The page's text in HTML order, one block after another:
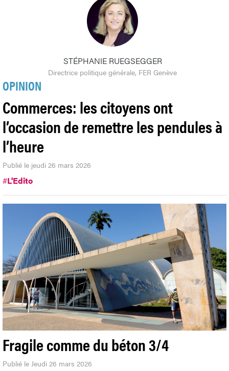
STÉPHANIE RUEGSEGGER
Directrice politique générale, FER Genève
OPINION
Commerces: les citoyens ont
l’occasion de remettre les pendules à
l’heure
Publié le jeudi 26 mars 2026
#L'Edito
Fragile comme du béton 3/4
Publié le Jeudi 26 mars 2026